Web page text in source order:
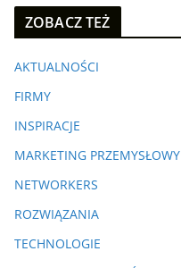
ZOBACZ TEŻ
AKTUALNOŚCI
FIRMY
INSPIRACJE
MARKETING PRZEMYSŁOWY
NETWORKERS
ROZWIĄZANIA
TECHNOLOGIE